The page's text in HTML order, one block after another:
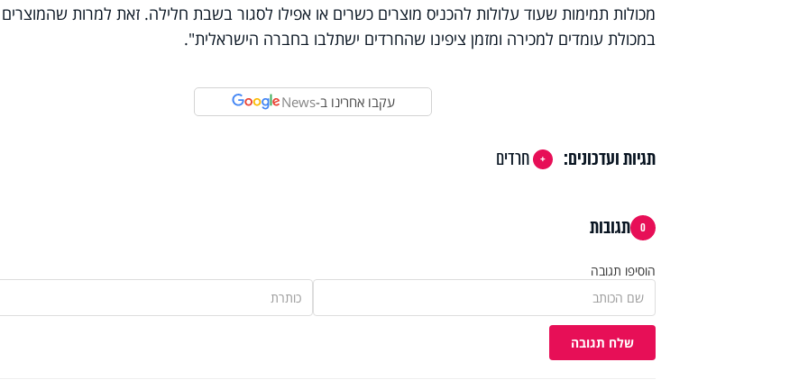
מכולות תמימות שעוד עלולות להכניס מוצרים כשרים או אפילו לסגור בשבת חלילה. זאת למרות שהמוצרים
במכולת עומדים למכירה ומזמן ציפינו שהחרדים ישתלבו בחברה הישראלית."
עקבו אחרינו ב-News
תגיות ועדכונים: חרדים
0 תגובות
הוסיפו תגובה
שלח תגובה